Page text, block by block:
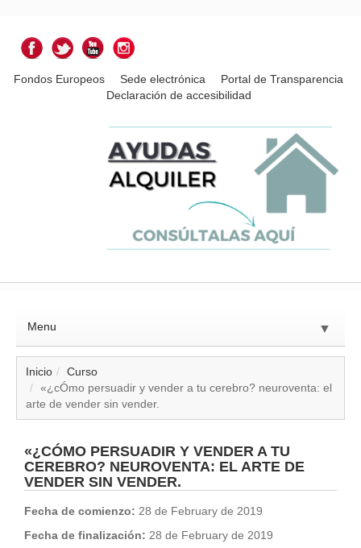
Fondos Europeos Sede electrónica
Portal de Transparencia
Declaración de accesibilidad
Menu ▼
Inicio
Curso
«¿cÓmo persuadir y vender a tu cerebro? neuroventa: el
arte de vender sin vender.
«¿CÓMO PERSUADIR Y VENDER A TU
CEREBRO? NEUROVENTA: EL ARTE DE
VENDER SIN VENDER.
Fecha de comienzo: 28 de February de 2019
Fecha de finalización: 28 de February de 2019